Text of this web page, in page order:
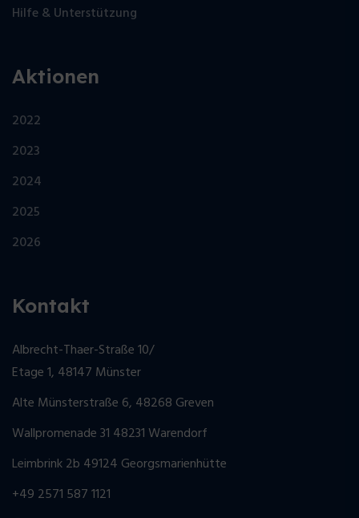
Hilfe & Unterstützung
Aktionen
2022
2023
2024
2025
2026
Kontakt
Albrecht-Thaer-Straße 10/
Etage 1, 48147 Münster
Alte Münsterstraße 6, 48268 Greven
Wallpromenade 31 48231 Warendorf
Leimbrink 2b 49124 Georgsmarienhütte
+49 2571 587 1121